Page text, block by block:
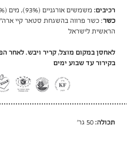
רכיבים: משמשים אורגניים (93%), מים (7%)
כשר: כשר פרווה בהשגחת סטאר קיי
הראשית לישראל
לאחסן במקום מוצל, קריר ויבש. לאחר
בקירור עד שבוע ימים
תכולה: